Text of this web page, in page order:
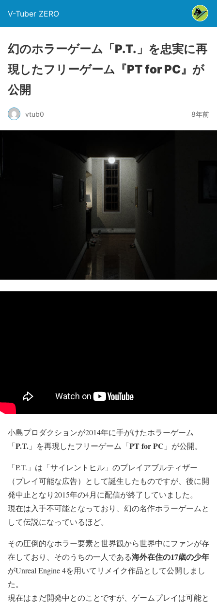
V-Tuber ZERO
幻のホラーゲーム「P.T.」を忠実に再
現したフリーゲーム『PT for PC』が
公開
vtub0 8年前
小島プロダクションが2014年に手がけたホラーゲーム
「P.T. 」を再現したフリーゲーム「PT for PC 」が公開。
「P.T.」は「サイレントヒル」のプレイアブルティザー
（プレイ可能な広告）として誕生したものですが、後に開
発中止となり2015年の4月に配信が終了していました。
現在は入手不可能となっており、幻の名作ホラーゲームと
して伝説になっているほど。
その圧倒的なホラー要素と世界観から世界中にファンが存
在しており、そのうちの一人である海外在住の17歳の少年
がUnreal Engine 4を用いてリメイク作品として公開しまし
た。
現在はまだ開発中とのことですが、ゲームプレイは可能と